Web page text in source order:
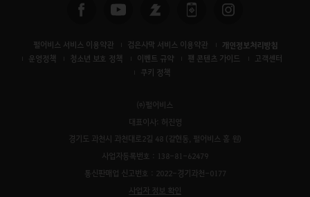
펄어비스 서비스 이용약관 검은사막 서비스 이용약관 개인정보처리방침
운영정책 청소년 보호 정책 이벤트 규약 팬 콘텐츠 가이드
고객센터
쿠키 정책
㈜펄어비스
대표이사: 허진영
경기도 과천시 과천대로2길 48 (갈현동, 펄어비스 홈 원)
사업자등록번호 : 138-81-62479
통신판매업 신고번호 : 2022-경기과천-0177
사업자 정보 확인